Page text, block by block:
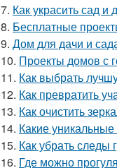
7. Как украсить сад и
8. Бесплатные
9. Дом для дачи и
10. Проекты домов с
11. Как выбрать
12. Как превратить
13. Как очистить
14. Какие
15. Как убрать следы
16. Где можно